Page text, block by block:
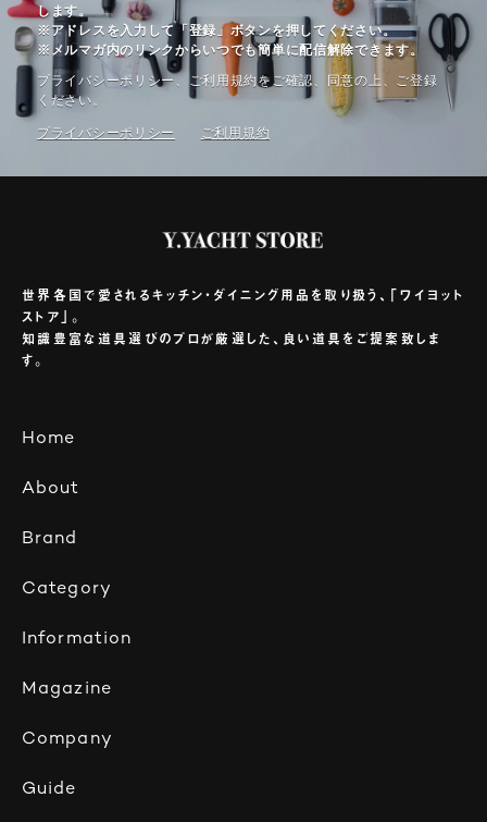
します。
※アドレスを入力して「登録」ボタンを押してください。
※メルマガ内のリンクからいつでも簡単に配信解除できます。
プライバシーポリシー、ご利⽤規約をご確認、同意の上、ご登録
ください。
プライバシーポリシー ご利⽤規約
世界各国で愛されるキッチン・ダイニング用品を取り扱う、「ワイヨット
ストア」。
知識豊富な道具選びのプロが厳選した、良い道具をご提案致しま
す。
Home
Brand
Information
Company
About
Category
Magazine
Guide